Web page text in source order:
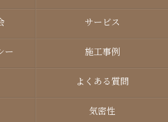
サービス
ー 施工事例
よくある質問
気密性